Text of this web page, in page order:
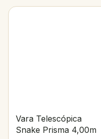
Vara Telescópica
Snake Prisma 4,00m